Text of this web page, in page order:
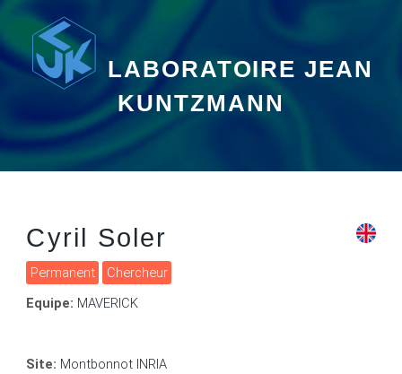
LABORATOIRE JEAN
KUNTZMANN
Cyril Soler
Permanent
Chercheur
Equipe: MAVERICK
Site: Montbonnot INRIA